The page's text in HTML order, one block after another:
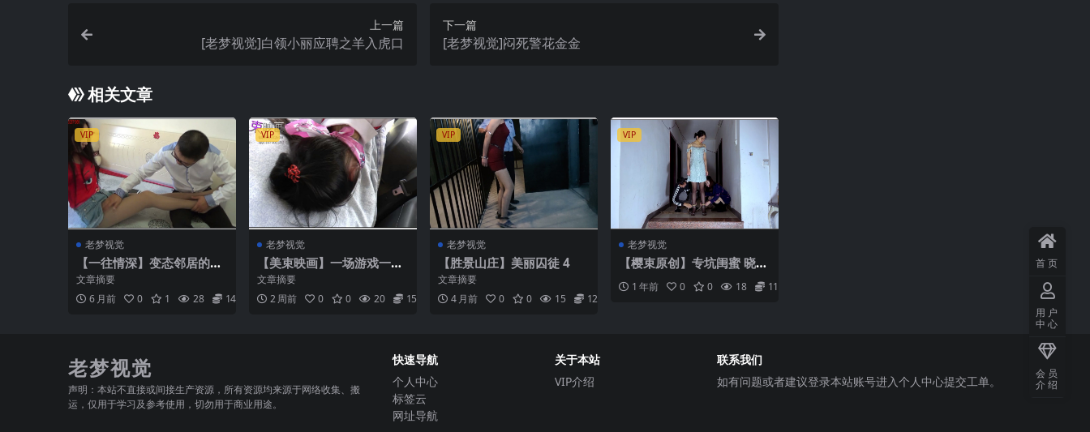
上一篇
[老梦视觉]白领小丽应聘之羊入虎口
下一篇
[老梦视觉]闷死警花金金
相关文章
VIP
老梦视觉
【一往情深】变态邻居的艳
遇
文章摘要
6 月前
0 1 28 14.9
VIP
老梦视觉
【美束映画】一场游戏一场
梦 中
文章摘要
2 周前
0 0 20 15.9
VIP
老梦视觉
【胜景山庄】美丽囚徒 4
文章摘要
4 月前
0 0 15 12.9
VIP
老梦视觉
【樱束原创】专坑闺蜜 晓丽
又和老公一起骗来闺蜜让她
陪玩！夫妻两将她大字捆绑
1 年前 0 0 18 11.9
老梦视觉
声明：本站不直接或间接生产资源，所有资源均来源于网络收集、搬
运，仅用于学习及参考使用，切勿用于商业用途。
快速导航
个人中心
标签云
网址导航
关于本站
VIP介绍
联系我们
如有问题或者建议登录本站账号进入个人中心提交工单。
首页
用户
中心
会员
介绍